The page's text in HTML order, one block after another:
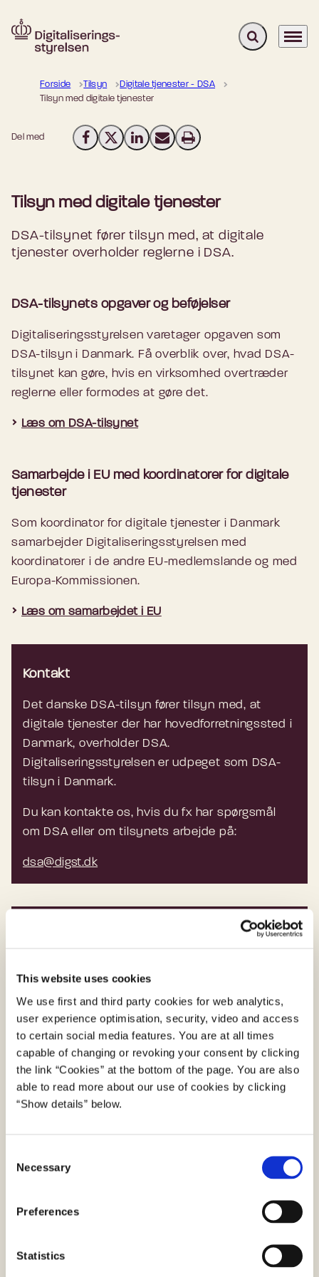
This website uses cookies
We use first and third party cookies for web analytics,
user experience optimisation, security, video and access
to certain social media features. You are at all times
capable of changing or revoking your consent by clicking
the link “Cookies” at the bottom of the page. You are also
able to read more about our use of cookies by clicking
“Show details” below.
Necessary
Preferences
Statistics
Gå til forsiden Fold søgefelt
Menu
Forside Tilsyn
Digitale tjenester - DSA
Tilsyn med digitale tjenester
Del med Del på Facebook
Del på X (Twitter)
Del på LinkedIn
Send email
Print
Tilsyn med digitale tjenester
DSA-tilsynet fører tilsyn med, at digitale
tjenester overholder reglerne i DSA.
DSA-tilsynets opgaver og beføjelser
Digitaliseringsstyrelsen varetager opgaven som
DSA-tilsyn i Danmark. Få overblik over, hvad DSA-
tilsynet kan gøre, hvis en virksomhed overtræder
reglerne eller formodes at gøre det.
Læs om DSA-tilsynet
Samarbejde i EU med koordinatorer for digitale
tjenester
Som koordinator for digitale tjenester i Danmark
samarbejder Digitaliseringsstyrelsen med
koordinatorer i de andre EU-medlemslande og med
Europa-Kommissionen.
Læs om samarbejdet i EU
Kontakt
Det danske DSA-tilsyn fører tilsyn med, at
digitale tjenester der har hovedforretningssted i
Danmark, overholder DSA.
Digitaliseringsstyrelsen er udpeget som DSA-
tilsyn i Danmark.
Du kan kontakte os, hvis du fx har spørgsmål
om DSA eller om tilsynets arbejde på:
dsa@digst.dk
har derfor direkte virkning i EU’s medlemslande.
Læs forordning om digitale tjenester (DSA)
Europa-Kommissionen kan med hjemmel i DSA
fastsætte visse regler. Dette kaldes for
sekundære retsakter og omfatter delegerede
Læs sekundære retsakter med hjemmel i DSA
En dansk lov supplerer DSA ved at udpege
håndhæve forordningen i Danmark.